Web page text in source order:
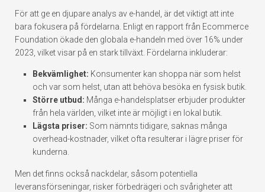
För att ge en djupare analys av e-handel, är det viktigt att inte
bara fokusera på fördelarna. Enligt en rapport från Ecommerce
Foundation ökade den globala e-handeln med över 16% under
2023, vilket visar på en stark tillväxt. Fördelarna inkluderar:
Bekvämlighet: Konsumenter kan shoppa när som helst
och var som helst, utan att behöva besöka en fysisk butik.
Större utbud: Många e-handelsplatser erbjuder produkter
från hela världen, vilket inte är möjligt i en lokal butik.
Lägsta priser: Som nämnts tidigare, saknas många
overhead-kostnader, vilket ofta resulterar i lägre priser för
kunderna.
Men det finns också nackdelar, såsom potentiella
leveransförseningar, risker förbedrägeri och svårigheter att